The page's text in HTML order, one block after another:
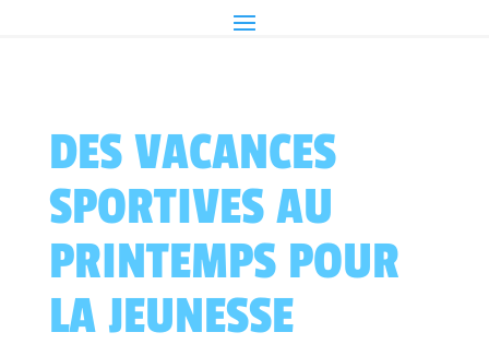
DES VACANCES
SPORTIVES AU
PRINTEMPS POUR
LA JEUNESSE